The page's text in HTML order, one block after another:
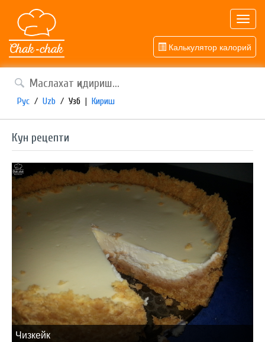
Калькулятор калорий
Рус / Uzb / Узб | Кириш
Кун рецепти
Чизкейк